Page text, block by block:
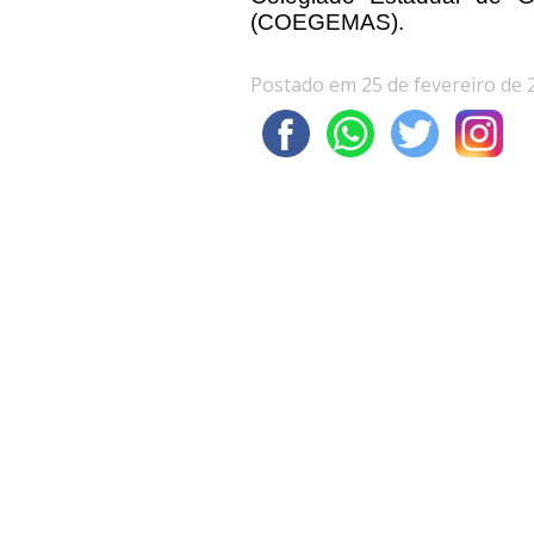
(COEGEMAS).
Postado em 25 de fevereiro de